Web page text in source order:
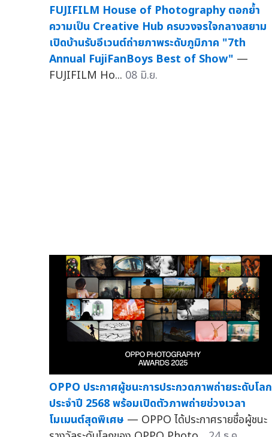
FUJIFILM House of Photography ตอกย้ำ
ความเป็น Creative Hub ครบวงจรใจกลางสยาม
เปิดบ้านรับอีเวนต์ถ่ายภาพระดับภูมิภาค "7th
Annual FujiFanBoys Best of Show" —
FUJIFILM Ho... 08 มิ.ย.
OPPO ประกาศผู้ชนะการประกวดภาพถ่ายระดับโลก
ประจำปี 2568 พร้อมเปิดตัวภาพถ่ายช่วงเวลา
โมเมนต์สุดพิเศษ — OPPO ได้ประกาศรายชื่อผู้ชนะ